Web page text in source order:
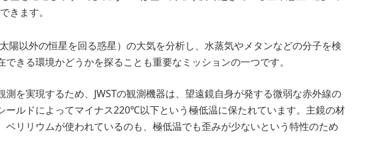
きます。
陽以外の恒星を回る惑星）の大気を分析し、水蒸気やメタンなどの分子を検
きる環境かどうかを探ることも重要なミッションの一つです。
測を実現するため、JWSTの観測機器は、望遠鏡自身が発する微弱な赤外線の
ールドによってマイナス220℃以下という極低温に保たれています。主鏡の材
ベリリウムが使われているのも、極低温でも歪みが少ないという特性のため